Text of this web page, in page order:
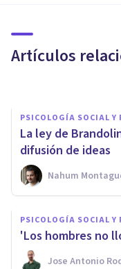
Artículos
psicológicos
PSICOLOGÍA SOCIAL Y
La ley de
difusión de ideas
Nahum
PSICOLOGÍA SOCIAL Y
'Los hombres no
Jose Antonio
¿Cómo se
emocional